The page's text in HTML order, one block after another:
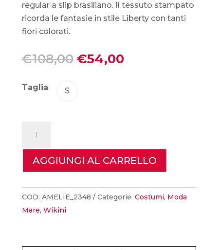
regular a slip brasiliano. Il tessuto stampato
ricorda le fantasie in stile Liberty con tanti
fiori colorati.
€108,00 Il
€54,00Il
Taglia S
quantità
AGGIUNGI AL CARRELLO
COD: AMELIE_2348 Categorie: Costumi, Moda
Mare, Wikini